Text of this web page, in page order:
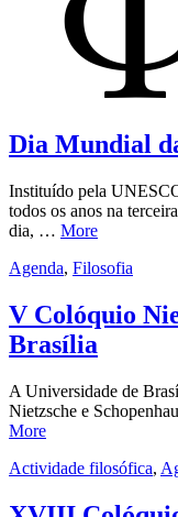
Dia Mundial
Instituído pela
todos os anos na
dia, … More
Agenda, Filosofia
V Colóquio
Brasília
A Universidade de
Nietzsche e
More
Actividade filosófica,